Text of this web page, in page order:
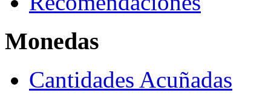
Monedas
Cantidades Acuñadas